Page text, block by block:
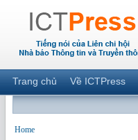
Trang chủ Về ICTPress
Home